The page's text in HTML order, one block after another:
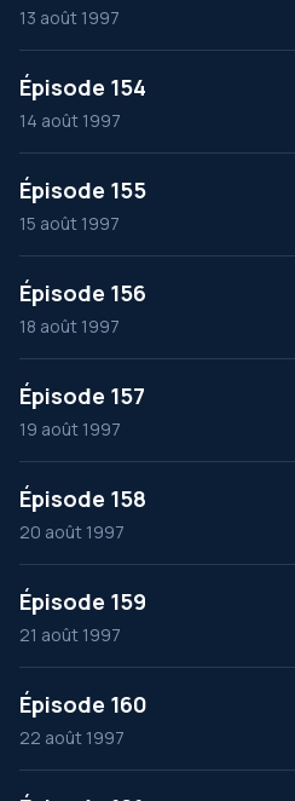
13 août 1997
Épisode 154
14 août 1997
Épisode 155
15 août 1997
Épisode 156
18 août 1997
Épisode 157
19 août 1997
Épisode 158
20 août 1997
Épisode 159
21 août 1997
Épisode 160
22 août 1997